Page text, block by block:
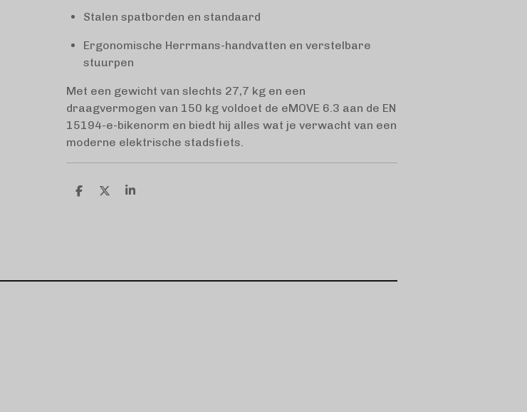
Stalen spatborden en standaard
Ergonomische Herrmans-handvatten en verstelbare
stuurpen
Met een gewicht van slechts 27,7 kg en een
draagvermogen van 150 kg voldoet de eMOVE 6.3 aan de EN
15194-e-bikenorm en biedt hij alles wat je verwacht van een
moderne elektrische stadsfiets.
D
D
S